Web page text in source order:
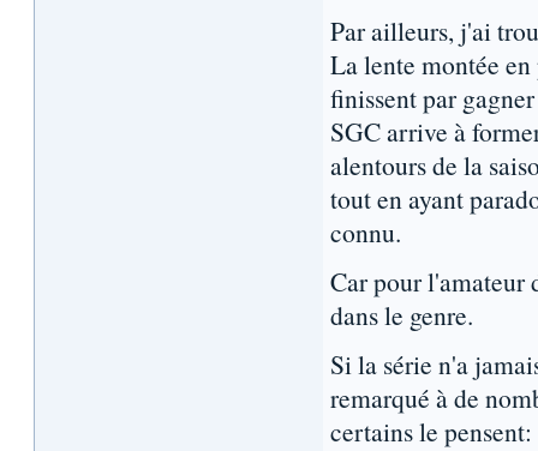
Par ailleurs, j'ai
La lente montée
finissent par
SGC arrive à
alentours de la
tout en ayant
connu.
Car pour l'amateur
dans le genre.
Si la série n'a
remarqué à de
certains le pensent: